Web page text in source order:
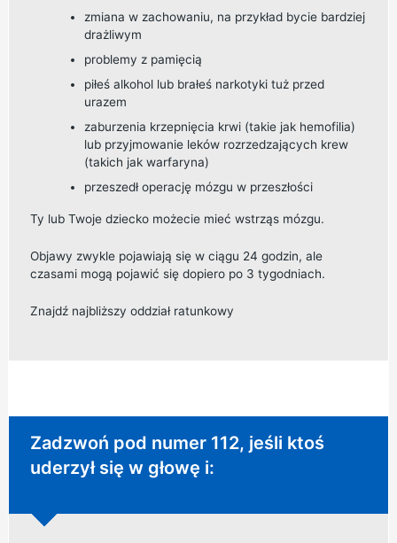
zmiana w zachowaniu, na przykład bycie bardziej
drażliwym
problemy z pamięcią
piłeś alkohol lub brałeś narkotyki tuż przed
urazem
zaburzenia krzepnięcia krwi (takie jak hemofilia)
lub przyjmowanie leków rozrzedzających krew
(takich jak warfaryna)
przeszedł operację mózgu w przeszłości
Ty lub Twoje dziecko możecie mieć wstrząs mózgu.
Objawy zwykle pojawiają się w ciągu 24 godzin, ale
czasami mogą pojawić się dopiero po 3 tygodniach.
Znajdź najbliższy oddział ratunkowy
Wymagane natychmiastowe działanie:
Zadzwoń pod numer 112, jeśli ktoś
uderzył się w głowę i: